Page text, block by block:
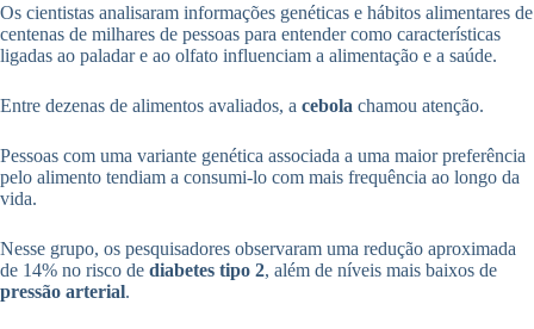
Os cientistas analisaram informações genéticas e hábitos alimentares de
centenas de milhares de pessoas para entender como características
ligadas ao paladar e ao olfato influenciam a alimentação e a saúde.
Entre dezenas de alimentos avaliados, a cebola chamou atenção.
Pessoas com uma variante genética associada a uma maior preferência
pelo alimento tendiam a consumi-lo com mais frequência ao longo da
vida.
Nesse grupo, os pesquisadores observaram uma redução aproximada
de 14% no risco de diabetes tipo 2, além de níveis mais baixos de
pressão arterial.